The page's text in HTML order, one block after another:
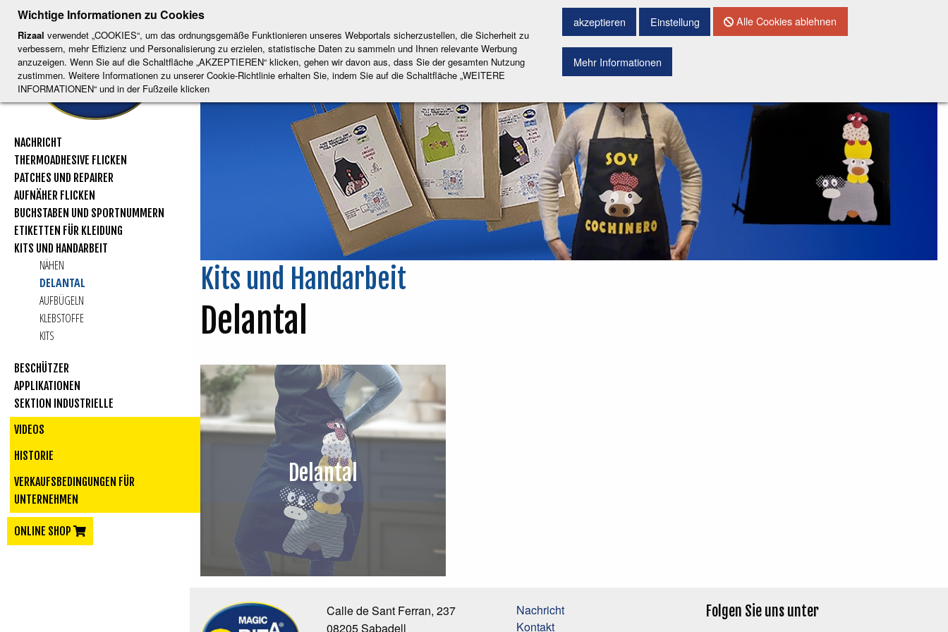
Wichtige Informationen zu Cookies
Rizaal verwendet „COOKIES“, um das ordnungsgemäße Funktionieren unseres Webportals sicherzustellen, die Sicherheit zu
verbessern, mehr Effizienz und Personalisierung zu erzielen, statistische Daten zu sammeln und Ihnen relevante Werbung
anzuzeigen. Wenn Sie auf die Schaltfläche „AKZEPTIEREN“ klicken, gehen wir davon aus, dass Sie der gesamten Nutzung
zustimmen. Weitere Informationen zu unserer Cookie-Richtlinie erhalten Sie, indem Sie auf die Schaltfläche „WEITERE
INFORMATIONEN“ und in der Fußzeile klicken
akzeptieren Einstellung Alle Cookies ablehnen
Mehr Informationen
- ESP-ENG-CAT-FRA-DEU
NACHRICHT
THERMOADHESIVE FLICKEN
PATCHES UND REPAIRER
AUFNÄHER FLICKEN
BUCHSTABEN UND SPORTNUMMERN
ETIKETTEN FÜR KLEIDUNG
KITS UND HANDARBEIT
NÄHEN
DELANTAL
AUFBÜGELN
KLEBSTOFFE
KITS
BESCHÜTZER
APPLIKATIONEN
SEKTION INDUSTRIELLE
VIDEOS
HISTORIE
VERKAUFSBEDINGUNGEN FÜR
UNTERNEHMEN
ONLINE SHOP
Kits und Handarbeit
Delantal
Delantal
Calle de Sant Ferran, 237
08205 Sabadell
Nachricht
Kontakt
Folgen Sie uns unter